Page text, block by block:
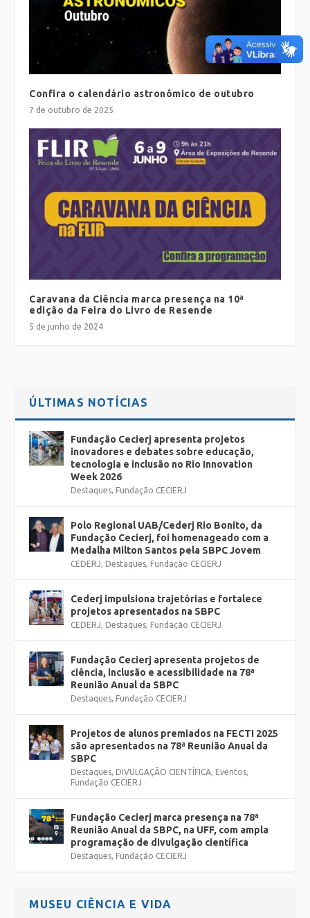
Confira o calendário astronômico de outubro
7 de outubro de 2025
Caravana da Ciência marca presença na 10ª
edição da Feira do Livro de Resende
5 de junho de 2024
ÚLTIMAS NOTÍCIAS
Fundação Cecierj apresenta projetos
inovadores e debates sobre educação,
tecnologia e inclusão no Rio Innovation
Week 2026
Destaques, Fundação CECIERJ
Polo Regional UAB/Cederj Rio Bonito, da
Fundação Cecierj, foi homenageado com a
Medalha Milton Santos pela SBPC Jovem
CEDERJ, Destaques, Fundação CECIERJ
Cederj impulsiona trajetórias e fortalece
projetos apresentados na SBPC
CEDERJ, Destaques, Fundação CECIERJ
Fundação Cecierj apresenta projetos de
ciência, inclusão e acessibilidade na 78ª
Reunião Anual da SBPC
Destaques, Fundação CECIERJ
Projetos de alunos premiados na FECTI 2025
são apresentados na 78ª Reunião Anual da
SBPC
Destaques, DIVULGAÇÃO CIENTÍFICA, Eventos,
Fundação CECIERJ
Fundação Cecierj marca presença na 78ª
Reunião Anual da SBPC, na UFF, com ampla
programação de divulgação científica
Destaques, Fundação CECIERJ
MUSEU CIÊNCIA E VIDA